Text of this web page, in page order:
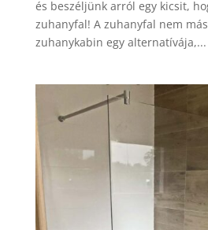
és beszéljünk arról egy kicsit,
zuhanyfal! A zuhanyfal nem
zuhanykabin egy alternatívája,...